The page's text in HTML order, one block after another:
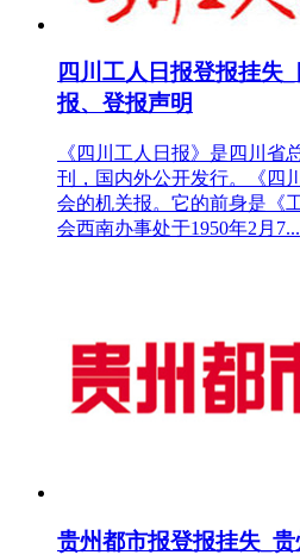
四川工人日报登报挂失
报、登报声明
《四川工人日报》是四川省
刊，国内外公开发行。《四
会的机关报。它的前身是《
会西南办事处于1950年2月7...
贵州都市报登报挂失_